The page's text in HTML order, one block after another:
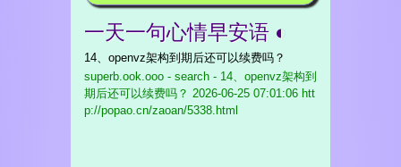
一天一句心情早安语 ◐
14、openvz架构到期后还可以续费吗？
superb.ook.ooo - search - 14、openvz架构到
期后还可以续费吗？ 2026-06-25 07:01:06 htt
p://popao.cn/zaoan/5338.html